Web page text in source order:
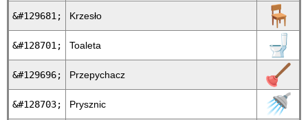
&#129681; Krzesło 🪑
&#128701; Toaleta 🚽
&#129696; Przepychacz 🪠
&#128703; Prysznic 🚿